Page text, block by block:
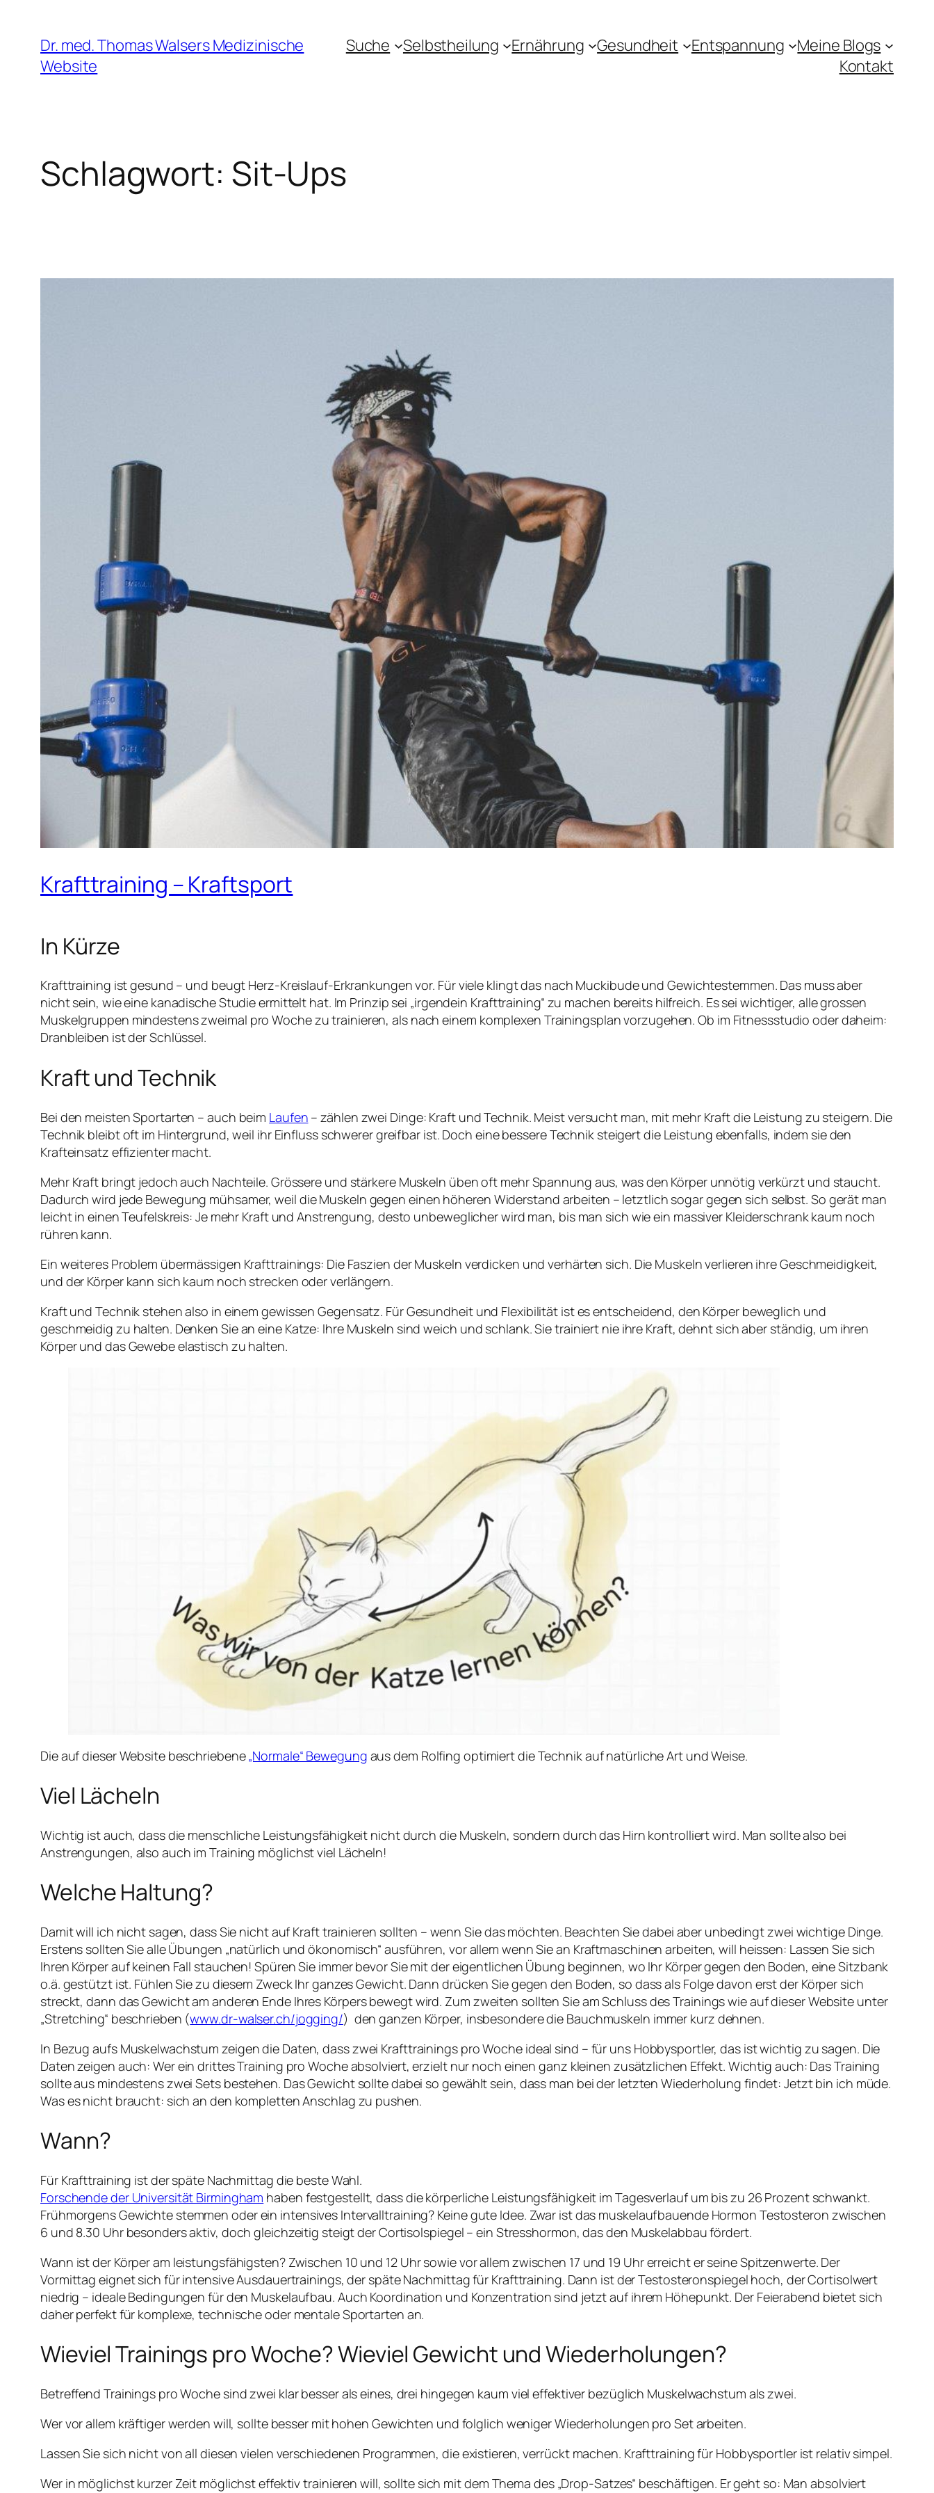
Inhalt
springen
Dr. med. Thomas Walsers Medizinische
Website
Suche Selbstheilung Ernährung Gesundheit Entspannung
Meine Blogs
Kontakt
Schlagwort: Sit-Ups
Krafttraining – Kraftsport
In Kürze
Krafttraining ist gesund – und beugt Herz-Kreislauf-Erkrankungen vor. Für viele klingt das nach Muckibude und Gewichtestemmen. Das muss aber
nicht sein, wie eine kanadische Studie ermittelt hat. Im Prinzip sei „irgendein Krafttraining“ zu machen bereits hilfreich. Es sei wichtiger, alle grossen
Muskelgruppen mindestens zweimal pro Woche zu trainieren, als nach einem komplexen Trainingsplan vorzugehen. Ob im Fitnessstudio oder daheim:
Dranbleiben ist der Schlüssel.
Kraft und Technik
Bei den meisten Sportarten – auch beim Laufen – zählen zwei Dinge: Kraft und Technik. Meist versucht man, mit mehr Kraft die Leistung zu steigern. Die
Technik bleibt oft im Hintergrund, weil ihr Einfluss schwerer greifbar ist. Doch eine bessere Technik steigert die Leistung ebenfalls, indem sie den
Krafteinsatz effizienter macht.
Mehr Kraft bringt jedoch auch Nachteile. Grössere und stärkere Muskeln üben oft mehr Spannung aus, was den Körper unnötig verkürzt und staucht.
Dadurch wird jede Bewegung mühsamer, weil die Muskeln gegen einen höheren Widerstand arbeiten – letztlich sogar gegen sich selbst. So gerät man
leicht in einen Teufelskreis: Je mehr Kraft und Anstrengung, desto unbeweglicher wird man, bis man sich wie ein massiver Kleiderschrank kaum noch
rühren kann.
Ein weiteres Problem übermässigen Krafttrainings: Die Faszien der Muskeln verdicken und verhärten sich. Die Muskeln verlieren ihre Geschmeidigkeit,
und der Körper kann sich kaum noch strecken oder verlängern.
Kraft und Technik stehen also in einem gewissen Gegensatz. Für Gesundheit und Flexibilität ist es entscheidend, den Körper beweglich und
geschmeidig zu halten. Denken Sie an eine Katze: Ihre Muskeln sind weich und schlank. Sie trainiert nie ihre Kraft, dehnt sich aber ständig, um ihren
Körper und das Gewebe elastisch zu halten.
Die auf dieser Website beschriebene„Normale“ Bewegung aus dem Rolfing optimiert die Technik auf natürliche Art und Weise.
Viel Lächeln
Wichtig ist auch, dass die menschliche Leistungsfähigkeit nicht durch die Muskeln, sondern durch das Hirn kontrolliert wird. Man sollte also bei
Anstrengungen, also auch im Training möglichst viel Lächeln!
Welche Haltung?
Damit will ich nicht sagen, dass Sie nicht auf Kraft trainieren sollten – wenn Sie das möchten. Beachten Sie dabei aber unbedingt zwei wichtige Dinge.
Erstens sollten Sie alle Übungen „natürlich und ökonomisch“ ausführen, vor allem wenn Sie an Kraftmaschinen arbeiten, will heissen: Lassen Sie sich
Ihren Körper auf keinen Fall stauchen! Spüren Sie immer bevor Sie mit der eigentlichen Übung beginnen, wo Ihr Körper gegen den Boden, eine Sitzbank
o.ä. gestützt ist. Fühlen Sie zu diesem Zweck Ihr ganzes Gewicht. Dann drücken Sie gegen den Boden, so dass als Folge davon erst der Körper sich
streckt, dann das Gewicht am anderen Ende Ihres Körpers bewegt wird. Zum zweiten sollten Sie am Schluss des Trainings wie auf dieser Website unter
„Stretching“ beschrieben (www.dr-walser.ch/jogging/) den ganzen Körper, insbesondere die Bauchmuskeln immer kurz dehnen.
In Bezug aufs Muskelwachstum zeigen die Daten, dass zwei Krafttrainings pro Woche ideal sind – für uns Hobbysportler, das ist wichtig zu sagen. Die
Daten zeigen auch: Wer ein drittes Training pro Woche absolviert, erzielt nur noch einen ganz kleinen zusätzlichen Effekt. Wichtig auch: Das Training
sollte aus mindestens zwei Sets bestehen. Das Gewicht sollte dabei so gewählt sein, dass man bei der letzten Wiederholung findet: Jetzt bin ich müde.
Was es nicht braucht: sich an den kompletten Anschlag zu pushen.
Wann?
Für Krafttraining ist der späte Nachmittag die beste Wahl.
Forschende der Universität Birmingham haben festgestellt, dass die körperliche Leistungsfähigkeit im Tagesverlauf um bis zu 26 Prozent schwankt.
Frühmorgens Gewichte stemmen oder ein intensives Intervalltraining? Keine gute Idee. Zwar ist das muskelaufbauende Hormon Testosteron zwischen
6 und 8.30 Uhr besonders aktiv, doch gleichzeitig steigt der Cortisolspiegel – ein Stresshormon, das den Muskelabbau fördert.
Wann ist der Körper am leistungsfähigsten? Zwischen 10 und 12 Uhr sowie vor allem zwischen 17 und 19 Uhr erreicht er seine Spitzenwerte. Der
Vormittag eignet sich für intensive Ausdauertrainings, der späte Nachmittag für Krafttraining. Dann ist der Testosteronspiegel hoch, der Cortisolwert
niedrig – ideale Bedingungen für den Muskelaufbau. Auch Koordination und Konzentration sind jetzt auf ihrem Höhepunkt. Der Feierabend bietet sich
daher perfekt für komplexe, technische oder mentale Sportarten an.
Wieviel Trainings pro Woche? Wieviel Gewicht und Wiederholungen?
Betreffend Trainings pro Woche sind zwei klar besser als eines, drei hingegen kaum viel effektiver bezüglich Muskelwachstum als zwei.
Wer vor allem kräftiger werden will, sollte besser mit hohen Gewichten und folglich weniger Wiederholungen pro Set arbeiten.
Lassen Sie sich nicht von all diesen vielen verschiedenen Programmen, die existieren, verrückt machen. Krafttraining für Hobbysportler ist relativ simpel.
Wer in möglichst kurzer Zeit möglichst effektiv trainieren will, sollte sich mit dem Thema des „Drop-Satzes“ beschäftigen. Er geht so: Man absolviert